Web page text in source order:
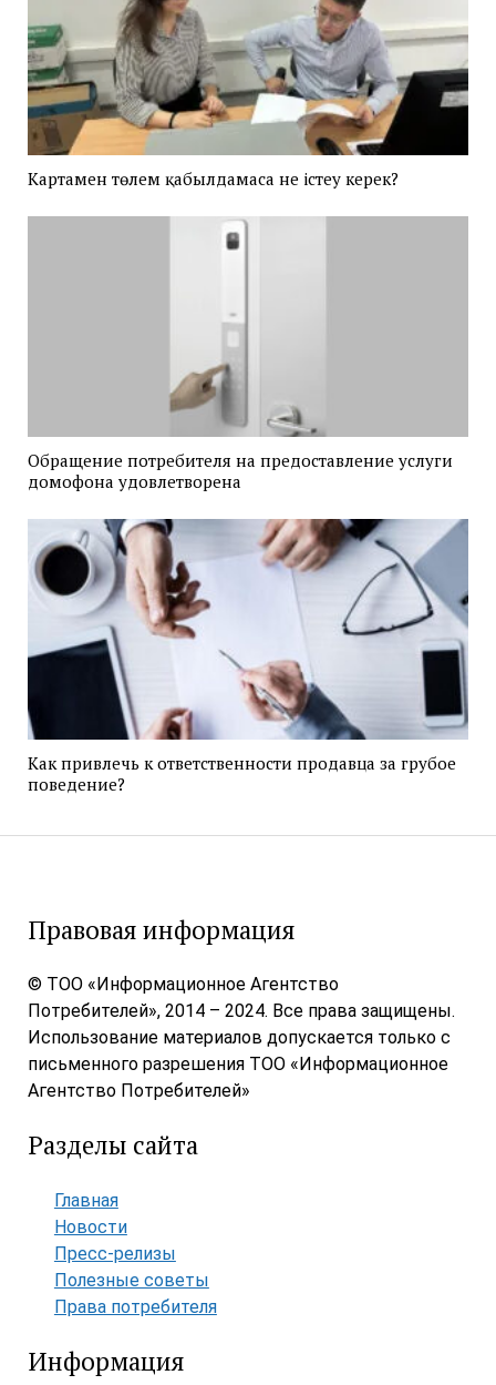
Картамен төлем қабылдамаса не істеу керек?
Обращение потребителя на предоставление услуги
домофона удовлетворена
Как привлечь к ответственности продавца за грубое
поведение?
Правовая информация
© ТОО «Информационное Агентство
Потребителей», 2014 – 2024. Все права защищены.
Использование материалов допускается только с
письменного разрешения ТОО «Информационное
Агентство Потребителей»
Разделы сайта
Главная
Новости
Пресс-релизы
Полезные советы
Права потребителя
Информация